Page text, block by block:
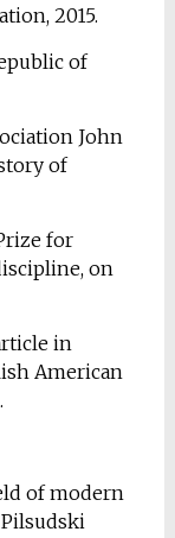
2015.
of
John
of
for
on
in
American
of modern